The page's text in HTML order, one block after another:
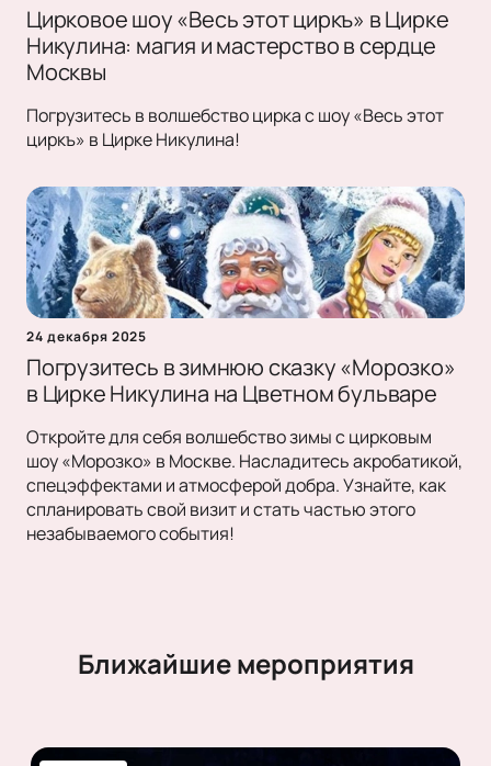
Цирковое шоу «Весь этот циркъ» в Цирке
Никулина: магия и мастерство в сердце
Москвы
Погрузитесь в волшебство цирка с шоу «Весь этот
циркъ» в Цирке Никулина!
24 декабря 2025
Погрузитесь в зимнюю сказку «Морозко»
в Цирке Никулина на Цветном бульваре
Откройте для себя волшебство зимы с цирковым
шоу «Морозко» в Москве. Насладитесь акробатикой,
спецэффектами и атмосферой добра. Узнайте, как
спланировать свой визит и стать частью этого
незабываемого события!
Ближайшие мероприятия